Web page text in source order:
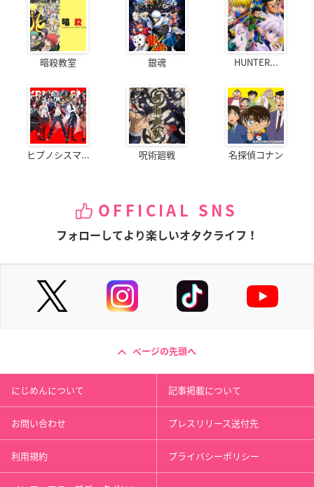
暗殺教室 銀魂 HUNTER...
ヒプノシスマ... 呪術廻戦 名探偵コナン
OFFICIAL SNS
フォローしてより楽しいオタクライフ！
ページの先頭へ
にじめんについて 記事掲載について
お問い合わせ プレスリリース送付先
利用規約 プライバシーポリシー